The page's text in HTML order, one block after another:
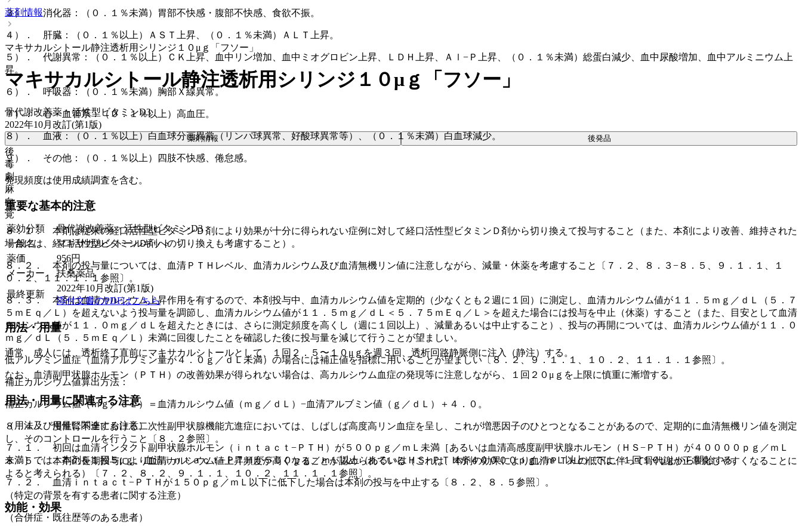
３）． 消化器：（０．１％未満）胃部不快感・腹部不快感、食欲不振。
４）． 肝臓：（０．１％以上）ＡＳＴ上昇、（０．１％未満）ＡＬＴ上昇。
５）． 代謝異常：（０．１％以上）ＣＫ上昇、血中リン増加、血中ミオグロビン上昇、ＬＤＨ上昇、Ａｌ−Ｐ上昇、（０．１％未満）総蛋白減少、血中尿酸増加、血中アルミニウム上
昇。
６）． 呼吸器：（０．１％未満）胸部Ｘ線異常。
７）． 心・血管系：（０．１％以上）高血圧。
８）． 血液：（０．１％以上）白血球分画異常（リンパ球異常、好酸球異常等）、（０．１％未満）白血球減少。
９）． その他：（０．１％以上）四肢不快感、倦怠感。
発現頻度は使用成績調査を含む。
重要な基本的注意
８．１． 本剤は従来の経口活性型ビタミンＤ剤により効果が十分に得られない症例に対して経口活性型ビタミンＤ剤から切り換えて投与すること（また、本剤により改善、維持された
場合には、経口活性型ビタミンＤ剤への切り換えも考慮すること）。
８．２． 本剤の投与量については、血清ＰＴＨレベル、血清カルシウム及び血清無機リン値に注意しながら、減量・休薬を考慮すること〔７．２、８．３−８．５、９．１．１、１
０．２、１１．１．１参照〕。
８．３． 本剤は血清カルシウム上昇作用を有するので、本剤投与中、血清カルシウム値を定期的（少なくとも２週に１回）に測定し、血清カルシウム値が１１．５ｍｇ／ｄＬ（５．７
５ｍＥｑ／Ｌ）を超えないよう投与量を調節し、血清カルシウム値が１１．５ｍｇ／ｄＬ＜５．７５ｍＥｑ／Ｌ＞を超えた場合には投与を中止（休薬）すること（また、目安として血清
カルシウム値が１１．０ｍｇ／ｄＬを超えたときには、さらに測定頻度を高くし（週に１回以上）、減量あるいは中止すること）、投与の再開については、血清カルシウム値が１１．０
ｍｇ／ｄＬ（５．５ｍＥｑ／Ｌ）未満に回復したことを確認した後に投与量を減じて行うことが望ましい。
低アルブミン血症（血清アルブミン量が４．０ｇ／ｄＬ未満）の場合には補正値を指標に用いることが望ましい〔８．２、９．１．１、１０．２、１１．１．１参照〕。
補正カルシウム値算出方法：
補正カルシウム値（ｍｇ／ｄＬ）＝血清カルシウム値（ｍｇ／ｄＬ）−血清アルブミン値（ｇ／ｄＬ）＋４．０。
８．４． 慢性腎不全における二次性副甲状腺機能亢進症においては、しばしば高度高リン血症を呈し、これが増悪因子のひとつとなることがあるので、定期的に血清無機リン値を測定
し、そのコントロールを行うこと〔８．２参照〕。
８．５． 本剤の長期投与により血清カルシウム値上昇頻度が高くなることが認められている（これは、本剤の効果により血清ＰＴＨの低下に伴って骨代謝が正常化しやすくなることに
よると考えられる）〔７．２、８．２、９．１．１、１０．２、１１．１．１参照〕。
（特定の背景を有する患者に関する注意）
（合併症・既往歴等のある患者）
薬剤情報
マキサカルシトール静注透析用シリンジ１０μｇ「フソー」
マキサカルシトール静注透析用シリンジ１０μｇ「フソー」
骨代謝改善薬 > 活性型ビタミンD3
2022年10月改訂(第1版)
薬剤情報 後発品
後
毒
劇
麻
向
覚
薬効分類
骨代謝改善薬 > 活性型ビタミンD3
一般名
マキサカルシトールキット
薬価
956円
メーカー
扶桑薬品
最終更新
2022年10月改訂(第1版)
添付文書のPDFはこちら
用法・用量
通常、成人には、透析終了直前にマキサカルシトールとして、１回２．５〜１０μｇを週３回、透析回路静脈側に注入（静注）する。
なお、血清副甲状腺ホルモン（ＰＴＨ）の改善効果が得られない場合は、高カルシウム血症の発現等に注意しながら、１回２０μｇを上限に慎重に漸増する。
用法・用量に関連する注意
（用法及び用量に関連する注意）
７．１． 初回は血清インタクト副甲状腺ホルモン（ｉｎｔａｃｔ−ＰＴＨ）が５００ｐｇ／ｍＬ未満［あるいは血清高感度副甲状腺ホルモン（ＨＳ−ＰＴＨ）が４００００ｐｇ／ｍＬ
未満］では、本剤を１回５μｇ、血清ｉｎｔａｃｔ−ＰＴＨが５００ｐｇ／ｍＬ以上（あるいはＨＳ−ＰＴＨが４００００ｐｇ／ｍＬ以上）では、１回１０μｇから開始する。
７．２． 血清ｉｎｔａｃｔ−ＰＴＨが１５０ｐｇ／ｍＬ以下に低下した場合は本剤の投与を中止する〔８．２、８．５参照〕。
効能・効果